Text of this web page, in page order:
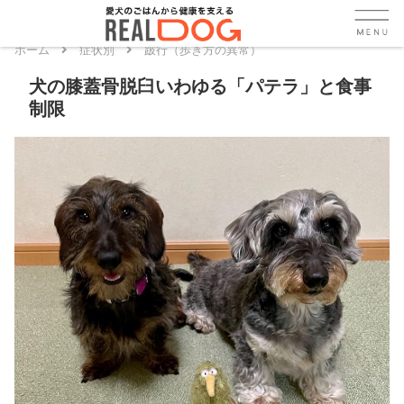
ホーム 症状別 跛行（歩き方の異常）
犬の膝蓋骨脱臼いわゆる「パテラ」と食事
制限